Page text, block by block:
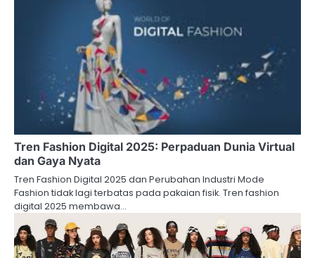
Tren Fashion Digital 2025: Perpaduan Dunia Virtual
dan Gaya Nyata
Tren Fashion Digital 2025 dan Perubahan Industri Mode
Fashion tidak lagi terbatas pada pakaian fisik. Tren fashion
digital 2025 membawa…